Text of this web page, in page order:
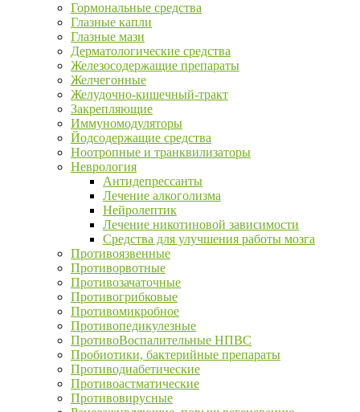
Гормональные средства
Глазные капли
Глазные мази
Дерматологические средства
Железосодержащие препараты
Желчегонные
Желудочно-кишечный-тракт
Закрепляющие
Иммуномодуляторы
Йодсодержащие средства
Ноотропные и транквилизаторы
Неврология
Антидепрессанты
Лечение алкоголизма
Нейролептик
Лечение никотиновой зависимости
Средства для улучшения работы мозга
Противоязвенные
Противорвотные
Противозачаточные
Противогрибковые
Противомикробное
Противопедикулезные
ПротивоВоспалительные НПВС
Пробиотики, бактерийные препараты
Противодиабетические
Противоастматические
Противовирусные